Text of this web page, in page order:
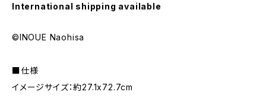
International shipping available
©INOUE Naohisa
■仕様
イメージサイズ：約27.1x72.7cm